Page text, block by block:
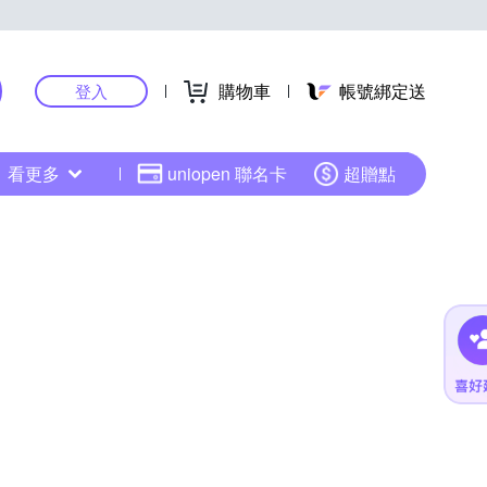
登入 購物車 帳號綁定送
看更多 uniopen 聯名卡 超贈點